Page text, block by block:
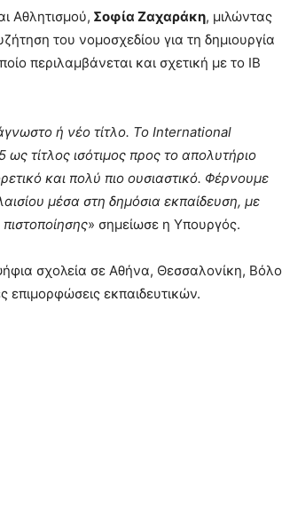
Αθλητισμού, Σοφία Ζαχαράκη, μιλώντας
του νομοσχεδίου για τη δημιουργία
περιλαμβάνεται και σχετική με το ΙΒ
ή νέο τίτλο. Το International
τίτλος ισότιμος προς το απολυτήριο
και πολύ πιο ουσιαστικό. Φέρνουμε
μέσα στη δημόσια εκπαίδευση, με
» σημείωσε η Υπουργός.
σχολεία σε Αθήνα, Θεσσαλονίκη, Βόλο
επιμορφώσεις εκπαιδευτικών.